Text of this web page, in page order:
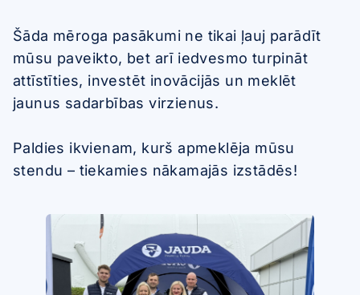
Šāda mēroga pasākumi ne tikai ļauj parādīt
mūsu paveikto, bet arī iedvesmo turpināt
attīstīties, investēt inovācijās un meklēt
jaunus sadarbības virzienus.
Paldies ikvienam, kurš apmeklēja mūsu
stendu – tiekamies nākamajās izstādēs!